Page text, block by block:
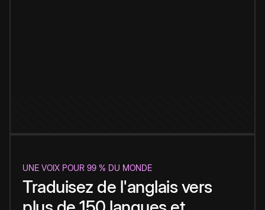
UNE VOIX POUR 99 % DU MONDE
Traduisez de l'anglais vers